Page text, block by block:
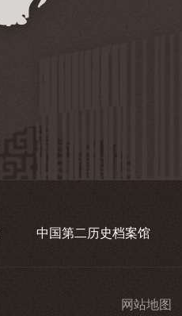
中国第二历史档案馆
网站地图